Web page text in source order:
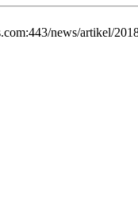
news/artikel/